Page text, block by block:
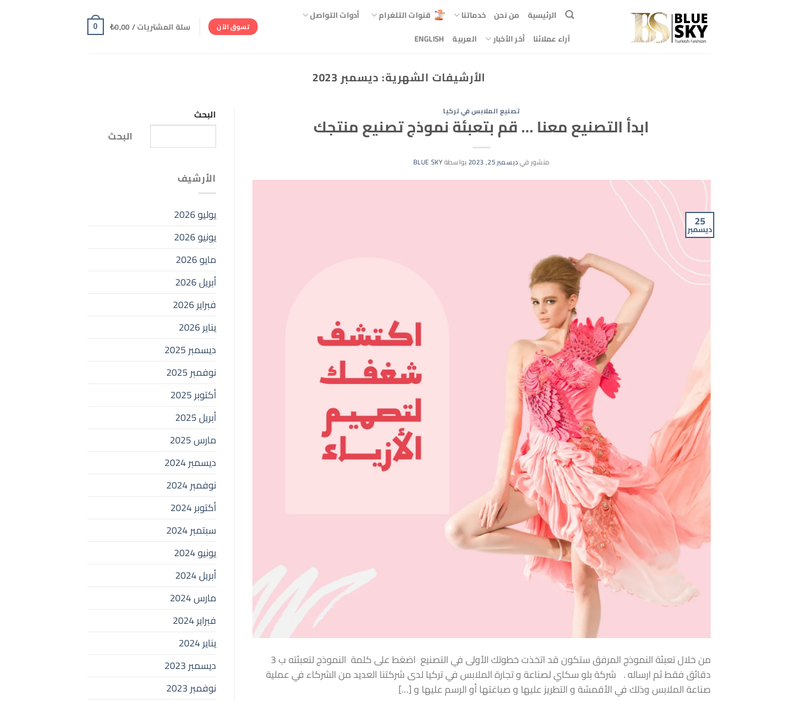
الرئيسية من نحن خدماتنا قنوات التلغرام
أدوات التواصل
آراء عملائنا
أخر الأخبار العربية ENGLISH
تسوق الآن سلة المشتريات / ₺0,00
0
الأرشيفات الشهرية: ديسمبر 2023
تصنيع الملابس في تركيا
ابدأ التصنيع معنا … قم بتعبئة نموذج تصنيع منتجك
منشور فيديسمبر 25, 2023 بواسطةBLUE SKY
25
ديسمبر
من خلال تعبئة النموذج المرفق ستكون قد اتخذت خطوتك الأولى في التصنيع اضغط على كلمة النموذج لتعبئته ب 3
دقائق فقط ثم ارساله . شركة بلو سكاي لصناعة و تجارة الملابس في تركيا لدى شركتنا العديد من الشركاء في عملية
صناعة الملابس وذلك في الأقمشة و التطريز عليها و صباغتها أو الرسم عليها و […]
البحث
البحث
الأرشيف
يوليو 2026
يونيو 2026
مايو 2026
أبريل 2026
فبراير 2026
يناير 2026
ديسمبر 2025
نوفمبر 2025
أكتوبر 2025
أبريل 2025
مارس 2025
ديسمبر 2024
نوفمبر 2024
أكتوبر 2024
سبتمبر 2024
يونيو 2024
أبريل 2024
مارس 2024
فبراير 2024
يناير 2024
ديسمبر 2023
نوفمبر 2023